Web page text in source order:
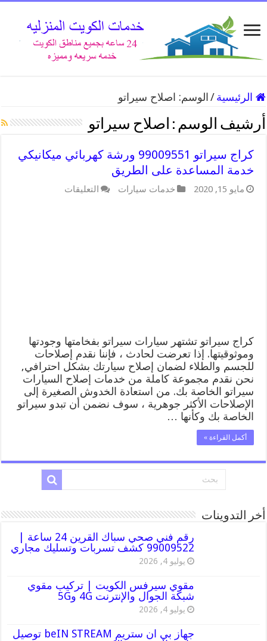
الرئيسية / الوسم: اصلاح سيراتو
أرشيف الوسم : اصلاح سيراتو
كراج سيراتو 99009551 ورشة كهربائي ميكانيكي
خدمة المساعدة على الطريق
مايو 15, 2020 خدمات سيارات التعليقات
كراج سيراتو تشتهر سيارات سيراتو بفخامتها وجودتها
وموثوقيتها. إذا تعرضت لحادث ، فإننا نقدم إصلاحات
للجسم والطلاء لضمان إصلاح سيارتك بشكل احترافي,
نحن نقدم مجموعة كاملة من خدمات إصلاح السيارات
سيراتو الخاصة بك. من استعادة الخدوش الصغيرة إلى
الإصلاحات الأكثر جوهرية ، سوف نضمن أن تبدو سيراتو
الخاصة بك وكأنها …
أكمل القراءة »
أخر التدوينات
رقم فني صحي سباك القرين 24 ساعة |
99009522 كشف تسربات وتسليك مجاري
يوليو 4, 2026
مقوي سيرفس الكويت | تركيب مقوي
شبكة الجوال والإنترنت 4G و5G
يوليو 4, 2026
جهاز بي ان ستريم beIN STREAM توصيل